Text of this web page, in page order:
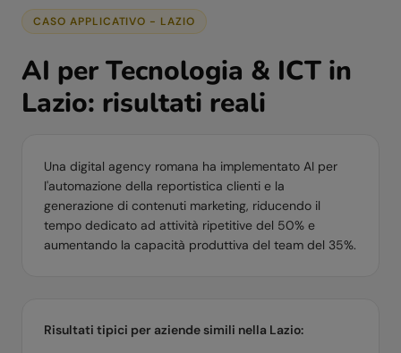
CASO APPLICATIVO - LAZIO
AI perTecnologia & ICT in
Lazio: risultati reali
Una digital agency romana ha implementato AI per
l'automazione della reportistica clienti e la
generazione di contenuti marketing, riducendo il
tempo dedicato ad attività ripetitive del 50% e
aumentando la capacità produttiva del team del 35%.
Risultati tipici per aziende simili nella Lazio: